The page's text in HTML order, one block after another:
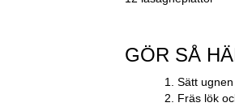
GÖR SÅ
Sätt ugnen
Fräs lök